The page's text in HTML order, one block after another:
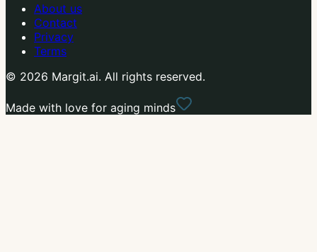
About us
Contact
Privacy
Terms
© 2026 Margit.ai. All rights reserved.
Made with love for aging minds